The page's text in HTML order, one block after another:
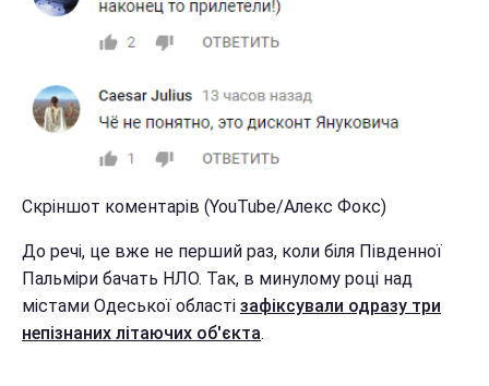
Скріншот коментарів (YouTube/Алекс Фокс)
До речі, це вже не перший раз, коли біля Південної
Пальміри бачать НЛО. Так, в минулому році над
містами Одеської області зафіксували одразу три
непізнаних літаючих об'єкта.